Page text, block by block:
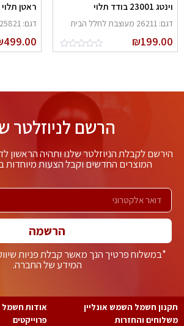
23001 בודד תלוי
מעוצבת לחלל הבית
₪
ראטן תלוי 8152 קוטר 380*400
דגם: 25821 מעוצבת לחלל הבית
₪499.00
הרשם לניוזלטר
לקבלת הניוזלטר שלנו ותהיה הראשון
המוצרים החדשים וקבל הצעות מיוחדות
הרשמה
*במשלוח פרטיך הנך מאשר קבלת פניות
המידע של החברה.
חשמל השמש אונליין
והחזרות
אודות חשמל
פרוייקטים